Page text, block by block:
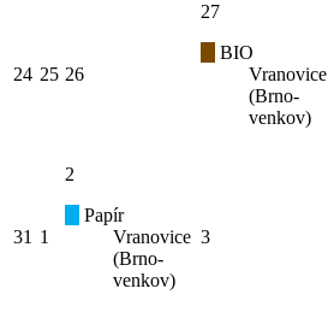
24 25 26
27
BIO
Vranovice
(Brno-
venkov)
31 1
2
Papír
Vranovice
(Brno-
venkov)
3